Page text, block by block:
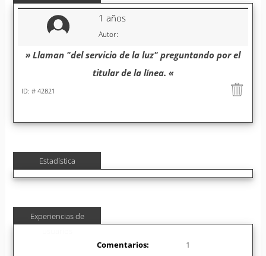
Autor:
1 años
ID: # 42821
» Llaman "del servicio de la luz" preguntando por el
titular de la línea. «
Estadística
Experiencias de
Comentarios:
1